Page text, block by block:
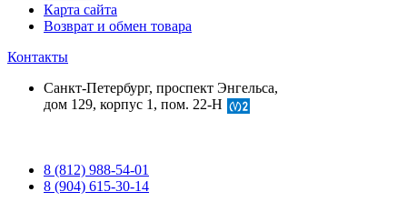
Карта сайта
Возврат и обмен товара
Контакты
Санкт-Петербург, проспект Энгельса,
дом 129, корпус 1, пом. 22-Н
8 (812) 988-54-01
8 (904) 615-30-14